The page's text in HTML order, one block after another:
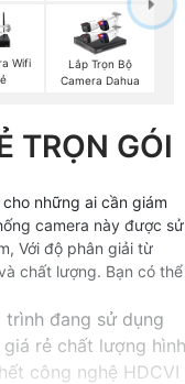
Wifi
Lắp Trọn Bộ
Camera Dahua
TRỌN GÓI
những ai cần giám
camera này được sử
Với độ phân giải từ
chất lượng. Bạn có thể
đang sử dụng
rẻ chất lượng hình
công nghệ HDCVI